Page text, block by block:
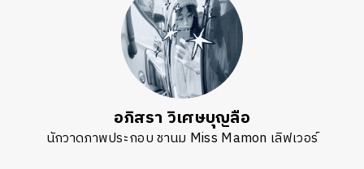
อภิสรา วิเศษบุญลือ
นักวาดภาพประกอบ ชานม Miss Mamon เลิฟเวอร์